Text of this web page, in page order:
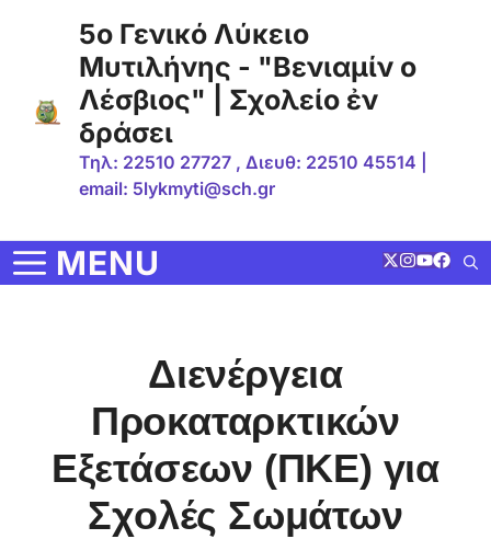
περιεχόμενο
5ο Γενικό Λύκειο
Μυτιλήνης - "Βενιαμίν ο
Λέσβιος" | Σχολείο ἐν
δράσει
Τηλ: 22510 27727 , Διευθ: 22510 45514 |
email: 5lykmyti@sch.gr
MENU
Διενέργεια
Προκαταρκτικών
Εξετάσεων (ΠΚΕ) για
Σχολές Σωμάτων